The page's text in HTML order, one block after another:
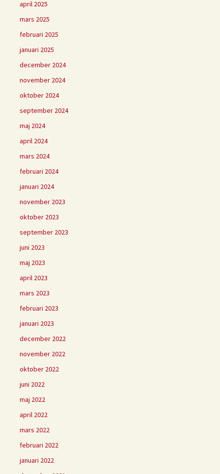
april 2025
mars 2025
februari 2025
januari 2025
december 2024
november 2024
oktober 2024
september 2024
maj 2024
april 2024
mars 2024
februari 2024
januari 2024
november 2023
oktober 2023
september 2023
juni 2023
maj 2023
april 2023
mars 2023
februari 2023
januari 2023
december 2022
november 2022
oktober 2022
juni 2022
maj 2022
april 2022
mars 2022
februari 2022
januari 2022